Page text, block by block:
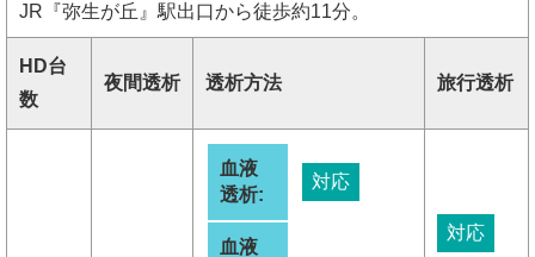
JR『弥生が丘』駅出口から徒歩約11分。
HD台
数
夜間透析 透析方法 旅行透析
血液
透析:
対応
血液
対応